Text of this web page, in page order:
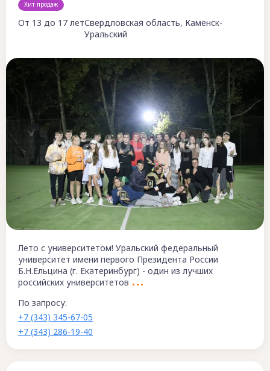
Хит продаж
От 13 до 17 летСвердловская область, Каменск-
Уральский
Лето с университетом! Уральский федеральный
университет имени первого Президента России
Б.Н.Ельцина (г. Екатеринбург) - один из лучших
российских университетов
По запросу:
+7 (343) 345-67-05
+7 (343) 286-19-40